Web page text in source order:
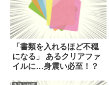
「書類を入れるほど不穏
になる」 あるクリアファ
イルに…身震い必至！？